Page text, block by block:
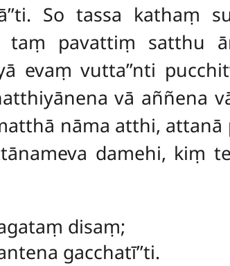
So tassa kathaṃ
pavattiṃ satthu
vutta’’nti
vā aññena
nāma atthi, attanā
damehi, kiṃ te
disaṃ;
gacchatī’’ti.